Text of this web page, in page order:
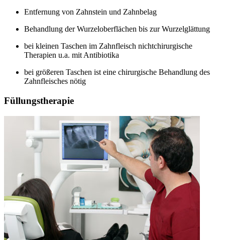
Entfernung von Zahnstein und Zahnbelag
Behandlung der Wurzeloberflächen bis zur Wurzelglättung
bei kleinen Taschen im Zahnfleisch nichtchirurgische
Therapien u.a. mit Antibiotika
bei größeren Taschen ist eine chirurgische Behandlung des
Zahnfleisches nötig
Füllungstherapie